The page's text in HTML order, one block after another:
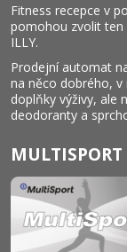
Fitness recepce v
pomohou zvolit ten
ILLY.
Prodejní automat
na něco dobrého,
doplňky výživy, ale
deodoranty a